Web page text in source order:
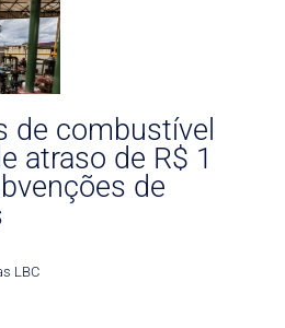
de combustível
atraso de R$ 1
de
LBC